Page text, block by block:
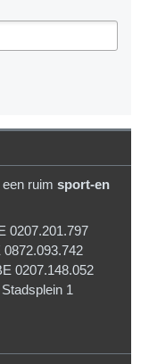
ruim sport-en
0207.201.797
0207.148.052
1